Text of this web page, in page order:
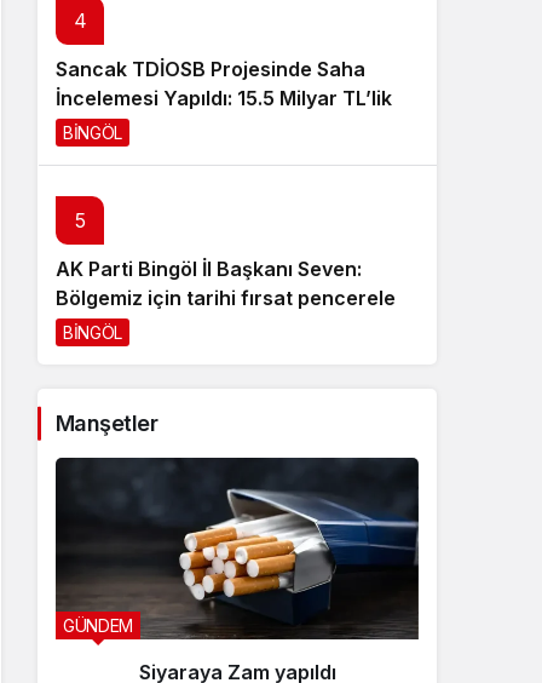
4
Sancak TDİOSB Projesinde Saha
İncelemesi Yapıldı: 15.5 Milyar TL’lik
Dev Yatırım
BİNGÖL
5
AK Parti Bingöl İl Başkanı Seven:
Bölgemiz için tarihi fırsat pencereleri
açılıyor
BİNGÖL
Manşetler
GÜNDEM
Siyaraya Zam yapıldı